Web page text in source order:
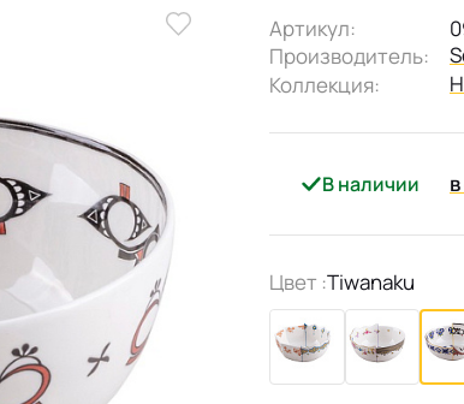
Артикул:
Производитель:
Коллекция:
В наличии
Цвет :Tiwanaku